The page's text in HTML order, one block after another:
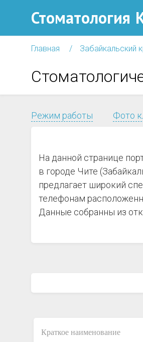
Стоматология
Главная Забайкальский
Режим работы Фото
На данной странице
в городе Чите
предлагает широкий
телефонам
Данные собранны из
Краткое наименование